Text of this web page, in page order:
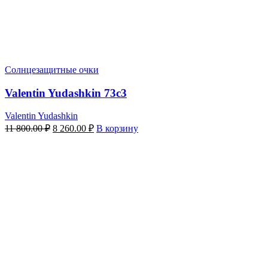
Солнцезащитные очки
Valentin Yudashkin 73c3
Valentin Yudashkin
11 800.00₽ Первоначальная
8 260.00 ₽Текущая
В корзину